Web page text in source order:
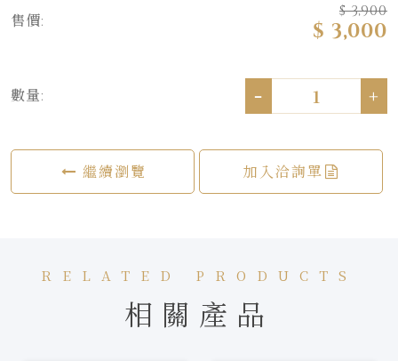
售價:
$ 3,900
$ 3,000
數量: - +
繼續瀏覽 加入洽詢單
RELATED PRODUCTS
相關產品